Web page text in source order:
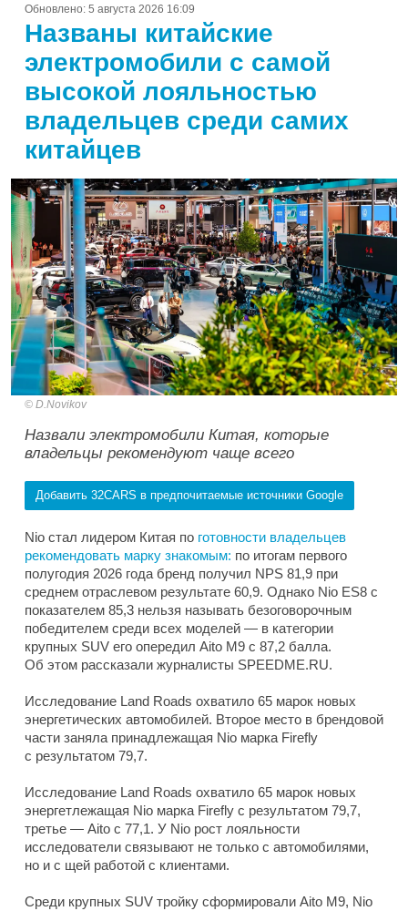
Обновлено: 5 августа 2026 16:09
Названы китайские
электромобили с самой
высокой лояльностью
владельцев среди самих
китайцев
D.Novikov
Назвали электромобили Китая, которые
владельцы рекомендуют чаще всего
Добавить 32CARS в предпочитаемые источники Google
Nio стал лидером Китая по готовности владельцев
рекомендовать марку знакомым: по итогам первого
полугодия 2026 года бренд получил NPS 81,9 при
среднем отраслевом результате 60,9. Однако Nio ES8 с
показателем 85,3 нельзя называть безоговорочным
победителем среди всех моделей — в категории
крупных SUV его опередил Aito M9 с 87,2 балла.
Об этом рассказали журналисты SPEEDME.RU.
Исследование Land Roads охватило 65 марок новых
энергетических автомобилей. Второе место в брендовой
части заняла принадлежащая Nio марка Firefly
с результатом 79,7.
Исследование Land Roads охватило 65 марок новых
энергетлежащая Nio марка Firefly с результатом 79,7,
третье — Aito с 77,1. У Nio рост лояльности
исследователи связывают не только с автомобилями,
но и с щей работой с клиентами.
Среди крупных SUV тройку сформировали Aito M9, Nio